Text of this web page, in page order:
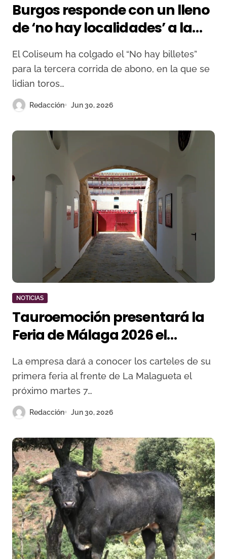
Burgos responde con un lleno
de ‘no hay localidades’ a la
cita de Morante, Emilio de
Justo y Jarocho
El Coliseum ha colgado el “No hay billetes”
para la tercera corrida de abono, en la que se
lidian toros…
Redacción Jun 30, 2026
NOTICIAS
Tauroemoción presentará la
Feria de Málaga 2026 el
próximo martes en una gala
abierta al público
La empresa dará a conocer los carteles de su
primera feria al frente de La Malagueta el
próximo martes 7…
Redacción Jun 30, 2026